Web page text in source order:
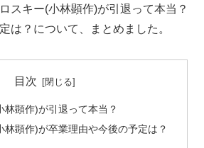
スキー(小林顕作)が引退って本当？
は？について、まとめました。
目次
林顕作)が引退って本当？
林顕作)が卒業理由や今後の予定は？